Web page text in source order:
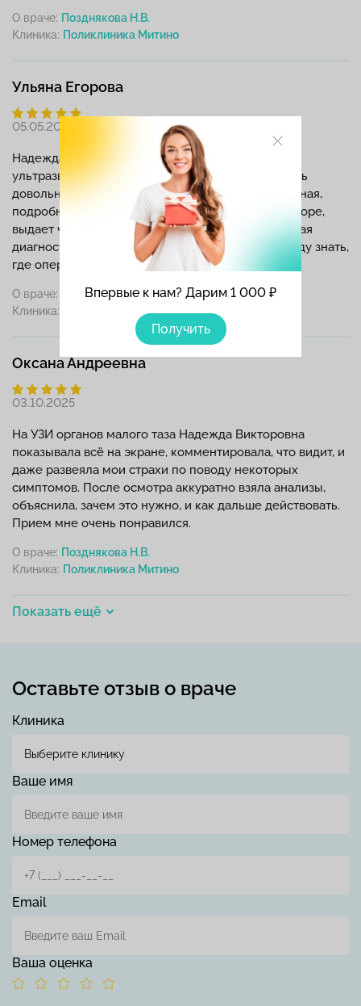
Впервые к нам? Дарим 1 000 ₽
Получить
О враче: Позднякова Н.В.
Клиника:
Ульяна Егорова
05.05.2026
Надежда Викторовна Позднякова делала мне
ультразвуковое исследование, и я осталась очень
довольна её подходом. Доктор очень внимательная,
подробно комментирует всё, что видит на мониторе,
выдает четкое заключение. Рада, что качественная
диагностика доступна рядом с домом, теперь буду знать,
где оперативно сделать узи
О враче:
Позднякова Н.В.
Клиника:
Оксана Андреевна
03.10.2025
На УЗИ органов малого таза Надежда Викторовна
показывала всё на экране, комментировала, что видит, и
даже развеяла мои страхи по поводу некоторых
симптомов. После осмотра аккуратно взяла анализы,
объяснила, зачем это нужно, и как дальше действовать.
Прием мне очень понравился.
О враче: Позднякова Н.В.
Клиника:
Показать ещё
Оставьте отзыв о враче
Клиника
Ваше имя
Номер телефона
Email
Ваша оценка